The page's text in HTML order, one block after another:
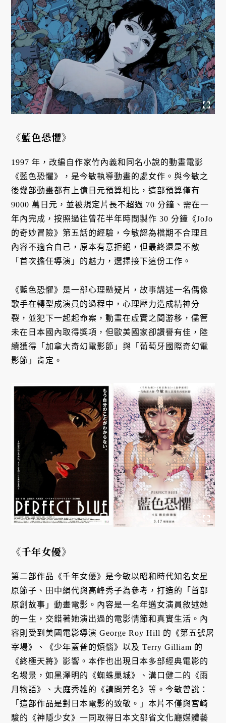
《藍色恐懼》
1997 年，改編自作家竹內義和同名小說的動畫電影
《藍色恐懼》，是今敏執導動畫的處女作。與今敏之
後幾部動畫都有上億日元預算相比，這部預算僅有
9000 萬日元，並被規定片長不超過 70 分鐘、需在一
年內完成，按照過往曾花半年時間製作 30 分鐘《JoJo
的奇妙冒險》第五話的經驗，今敏認為檔期不合理且
內容不適合自己，原本有意拒絕，但最終還是不敵
「首次擔任導演」的魅力，選擇接下這份工作。
《藍色恐懼》是一部心理懸疑片，故事講述一名偶像
歌手在轉型成演員的過程中，心理壓力造成精神分
裂，並犯下一起起命案，動畫在虛實之間游移，儘管
未在日本國內取得獎項，但歐美國家卻讚譽有佳，陸
續獲得「加拿大奇幻電影節」與「葡萄牙國際奇幻電
影節」肯定。
《千年女優》
第二部作品《千年女優》是今敏以昭和時代知名女星
原節子、田中絹代與高峰秀子為參考，打造的「首部
原創故事」動畫電影。內容是一名年邁女演員敘述她
的一生，交錯著她演出過的電影情節和真實生活。內
容則受到美國電影導演 George Roy Hill 的《第五號屠
宰場》、《少年蓋普的煩惱》以及 Terry Gilliam 的
《終極天將》影響。本作也出現日本多部經典電影的
名場景，如黑澤明的《蜘蛛巢城》、溝口健二的《雨
月物語》、大庭秀雄的《請問芳名》等。今敏曾說：
「這部作品是對日本電影的致敬。」本片不僅與宮崎
駿的《神隱少女》一同取得日本文部省文化廳媒體藝